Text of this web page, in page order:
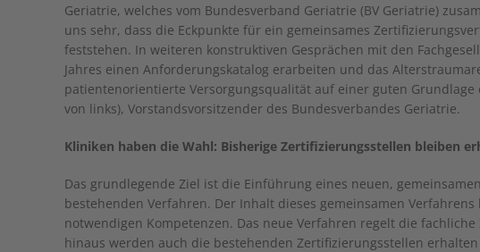
Geriatrie, welches vom Bundesverband Geriatrie (BV Geriatrie)
uns sehr, dass die Eckpunkte für ein gemeinsames
feststehen. In weiteren konstruktiven Gesprächen mit den
Jahres einen Anforderungskatalog erarbeiten und das
patientenorientierte Versorgungsqualität auf einer guten Grundlage
von links), Vorstandsvorsitzender des Bundesverbandes Geriatrie.
Kliniken haben die Wahl: Bisherige Zertifizierungsstellen bleiben
Das grundlegende Ziel ist die Einführung eines neuen,
bestehenden Verfahren. Der Inhalt dieses gemeinsamen
notwendigen Kompetenzen. Das neue Verfahren regelt die
hinaus werden auch die bestehenden Zertifizierungsstellen